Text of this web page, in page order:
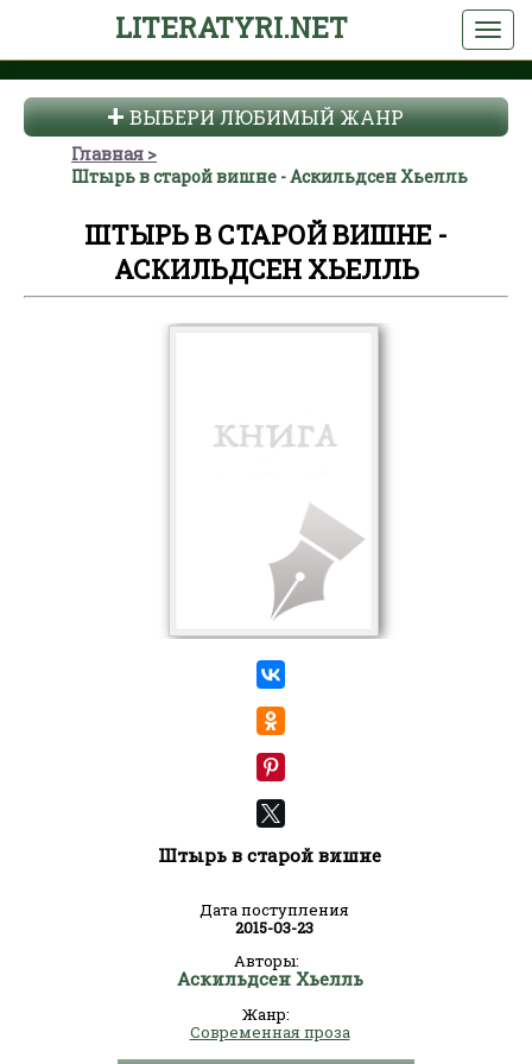
LITERATYRI.NET
ВЫБЕРИ ЛЮБИМЫЙ ЖАНР
Главная
Штырь в старой вишне - Аскильдсен Хьелль
ШТЫРЬ В СТАРОЙ ВИШНЕ -
АСКИЛЬДСЕН ХЬЕЛЛЬ
Штырь в старой вишне
Дата поступления
2015-03-23
Авторы:
Аскильдсен Хьелль
Жанр:
Современная проза